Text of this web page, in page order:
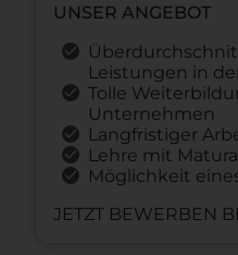
UNSER ANGEBOT
Leistungen in
Tolle
Unternehmen
Langfristiger
Lehre mit
Möglichkeit
JETZT BEWERBEN